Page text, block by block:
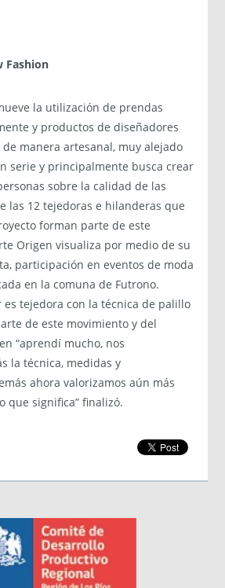
Fashion
la utilización de prendas
y productos de diseñadores
manera artesanal, muy alejado
serie y principalmente busca crear
sobre la calidad de las
las 12 tejedoras e hilanderas que
forman parte de este
Origen visualiza por medio de su
participación en eventos de moda
en la comuna de Futrono.
es tejedora con la técnica de palillo
de este movimiento y del
“aprendí mucho, nos
la técnica, medidas y
ahora valorizamos aún más
que significa” finalizó.